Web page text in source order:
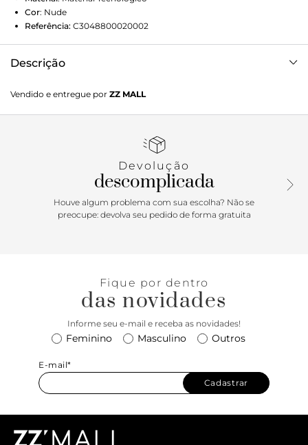
Cor: Nude
Referência: C3048800020002
Descrição
tratorado e biqueira arredondada. De material similar ao
couro, traz duas tiras largas que se cruzam no cabedal,
fecho em fivela de resina colorida na lateral. Apresenta
assinatura Anacapri. O modelo deixa os dedos e calcanhar à
Porque Apostar: O shape mais trendy da temporada veio
verão. Sunny vibes only, <3
Vendido e entregue por ZZ MALL
Devolução
descomplicada
Houve algum problema com sua escolha? Não se
preocupe: devolva seu pedido de forma gratuita
Fique por dentro
das novidades
Informe seu e-mail e receba as novidades!
Feminino Masculino Outros
E-mail*
Cadastrar